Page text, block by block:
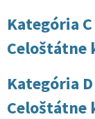
Kategória
Celoštátne
Kategória
Celoštátne